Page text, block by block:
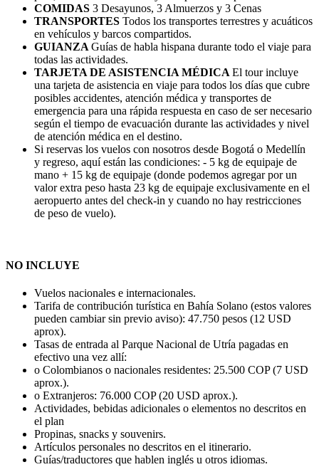
COMIDAS 3 Desayunos, 3 Almuerzos y 3 Cenas
TRANSPORTES Todos los transportes terrestres y acuáticos
en vehículos y barcos compartidos.
GUIANZA Guías de habla hispana durante todo el viaje para
todas las actividades.
TARJETA DE ASISTENCIA MÉDICA El tour incluye
una tarjeta de asistencia en viaje para todos los días que cubre
posibles accidentes, atención médica y transportes de
emergencia para una rápida respuesta en caso de ser necesario
según el tiempo de evacuación durante las actividades y nivel
de atención médica en el destino.
Si reservas los vuelos con nosotros desde Bogotá o Medellín
y regreso, aquí están las condiciones: - 5 kg de equipaje de
mano + 15 kg de equipaje (donde podemos agregar por un
valor extra peso hasta 23 kg de equipaje exclusivamente en el
aeropuerto antes del check-in y cuando no hay restricciones
de peso de vuelo).
NO INCLUYE
Vuelos nacionales e internacionales.
Tarifa de contribución turística en Bahía Solano (estos valores
pueden cambiar sin previo aviso): 47.750 pesos (12 USD
aprox).
Tasas de entrada al Parque Nacional de Utría pagadas en
efectivo una vez allí:
o Colombianos o nacionales residentes: 25.500 COP (7 USD
aprox.).
o Extranjeros: 76.000 COP (20 USD aprox.).
Actividades, bebidas adicionales o elementos no descritos en
el plan
Propinas, snacks y souvenirs.
Artículos personales no descritos en el itinerario.
Guías/traductores que hablen inglés u otros idiomas.